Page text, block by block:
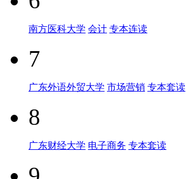
南方医科大学 会计 专本连读
7
广东外语外贸大学 市场营销 专本套读
8
广东财经大学 电子商务 专本套读